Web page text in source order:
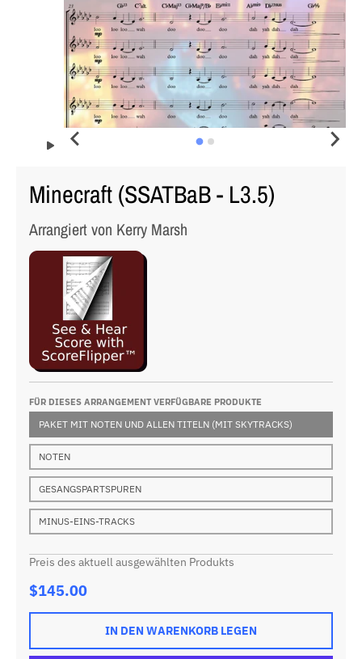
Minecraft (SSATBaB - L3.5)
Arrangiert von Kerry Marsh
FÜR DIESES ARRANGEMENT VERFÜGBARE PRODUKTE
PAKET MIT NOTEN UND ALLEN TITELN (MIT SKYTRACKS)
NOTEN
GESANGSPARTSPUREN
MINUS-EINS-TRACKS
Preis des aktuell ausgewählten Produkts
$145.00
IN DEN WARENKORB LEGEN